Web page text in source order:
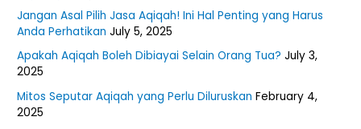
Jangan Asal Pilih Jasa Aqiqah! Ini Hal Penting yang Harus
Anda Perhatikan July 5, 2025
Apakah Aqiqah Boleh Dibiayai Selain Orang Tua? July 3,
2025
Mitos Seputar Aqiqah yang Perlu Diluruskan February 4,
2025